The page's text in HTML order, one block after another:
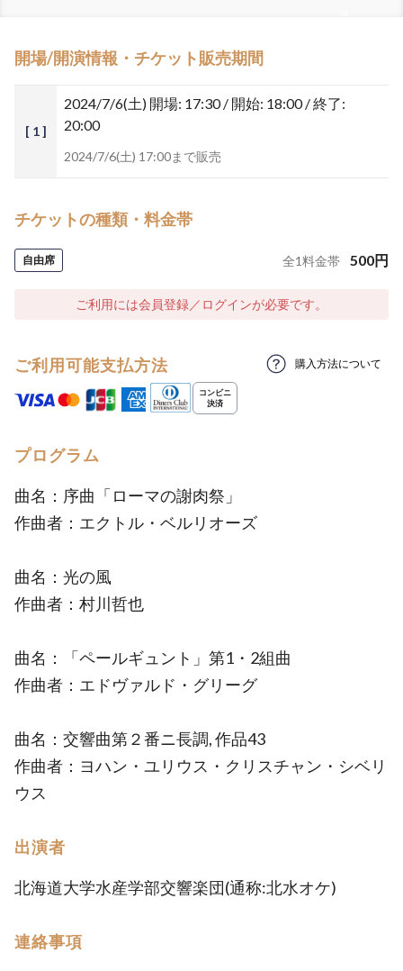
開場/開演情報・チケット販売期間
[ 1 ]
2024/7/6(土) 開場: 17:30 / 開始: 18:00 / 終了:
20:00
2024/7/6(土) 17:00まで販売
チケットの種類・料金帯
自由席 全1料金帯 500円
ご利用には会員登録／ログインが必要です。
ご利用可能支払方法 購入方法について
プログラム
曲名：序曲「ローマの謝肉祭」
作曲者：エクトル・ベルリオーズ
曲名：光の風
作曲者：村川哲也
曲名：「ペールギュント」第1・2組曲
作曲者：エドヴァルド・グリーグ
曲名：交響曲第２番ニ長調, 作品43
作曲者：ヨハン・ユリウス・クリスチャン・シベリ
ウス
出演者
北海道大学水産学部交響楽団(通称:北水オケ)
連絡事項